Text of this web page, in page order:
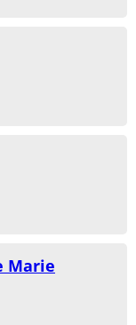
Marie